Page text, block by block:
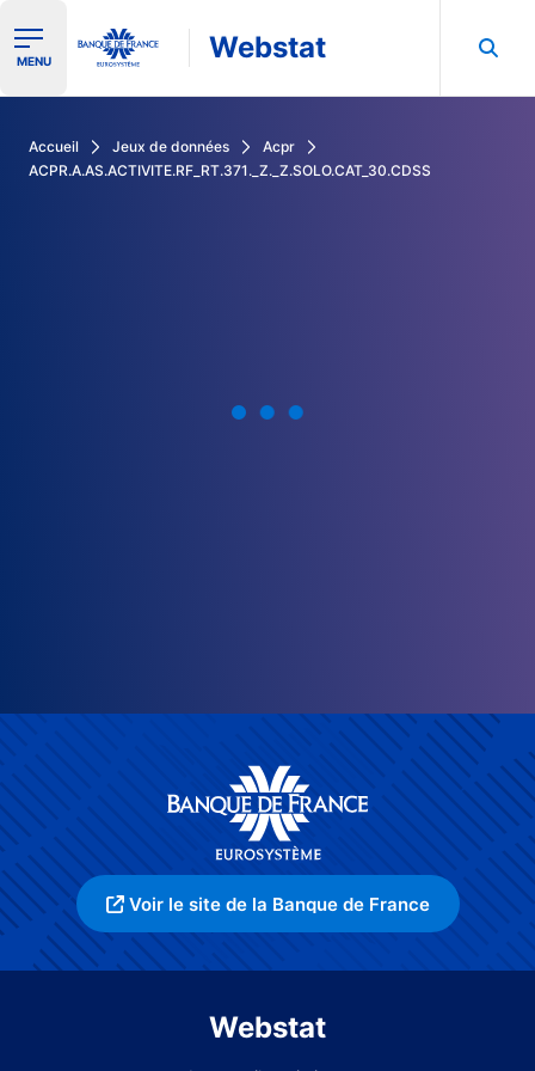
Ouvrir le menu de navigation
MENU Webstat
Accueil Jeux de données
Acpr
ACPR.A.AS.ACTIVITE.RF_RT.371._Z._Z.SOLO.CAT_30.CDSS
Voir le site de la Banque de France
Webstat